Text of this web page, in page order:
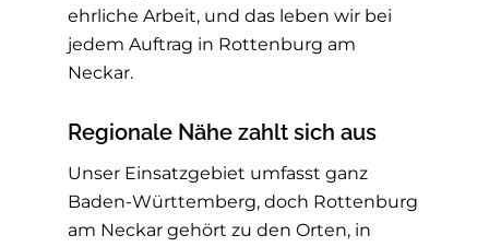
ehrliche Arbeit, und das leben wir bei
jedem Auftrag in Rottenburg am
Neckar.
Regionale Nähe zahlt sich aus
Unser Einsatzgebiet umfasst ganz
Baden-Württemberg, doch Rottenburg
am Neckar gehört zu den Orten, in